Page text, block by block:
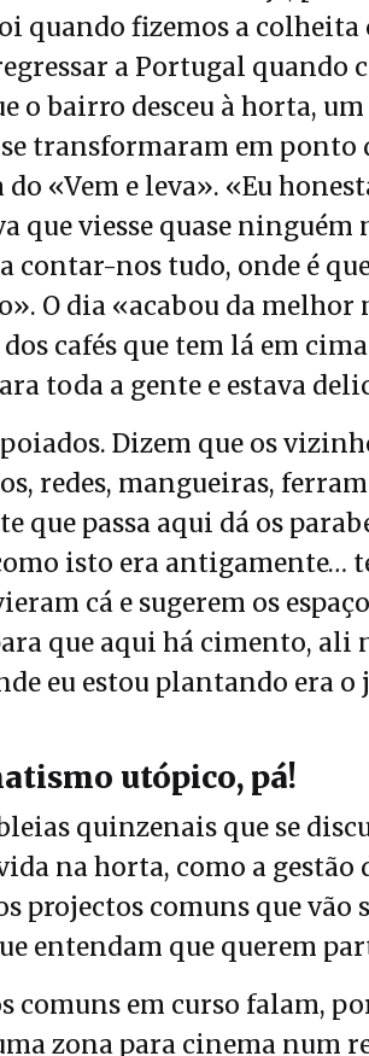
quando fizemos a
a Portugal
o bairro desceu à horta,
transformaram em ponto
«Vem e leva». «Eu
que viesse quase
contar-nos tudo, onde é
O dia «acabou da
dos cafés que tem lá em
toda a gente e estava
Dizem que os
redes, mangueiras,
que passa aqui dá os
isto era antigamente…
cá e sugerem os
que aqui há cimento, ali
eu estou plantando era
utópico, pá!
quinzenais que se
na horta, como a gestão
projectos comuns que
entendam que querem
comuns em curso falam,
zona para cinema num